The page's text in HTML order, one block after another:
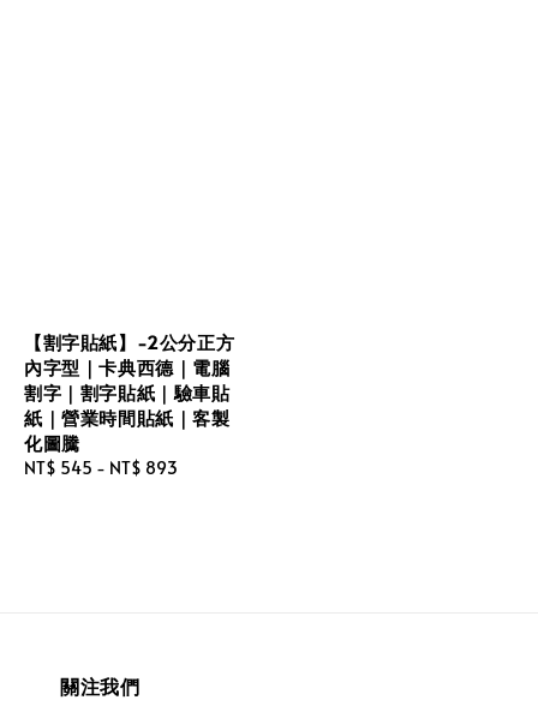
【割字貼紙】-2公分正方
內字型｜卡典西德｜電腦
割字｜割字貼紙｜驗車貼
紙｜營業時間貼紙｜客製
化圖騰
Regular
NT$ 545 - NT$ 893
關注我們